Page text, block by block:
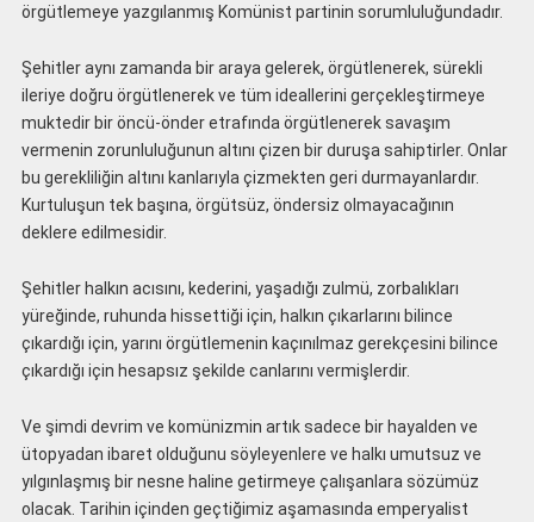
örgütlemeye yazgılanmış Komünist partinin sorumluluğundadır.
Şehitler aynı zamanda bir araya gelerek, örgütlenerek, sürekli
ileriye doğru örgütlenerek ve tüm ideallerini gerçekleştirmeye
muktedir bir öncü-önder etrafında örgütlenerek savaşım
vermenin zorunluluğunun altını çizen bir duruşa sahiptirler. Onlar
bu gerekliliğin altını kanlarıyla çizmekten geri durmayanlardır.
Kurtuluşun tek başına, örgütsüz, öndersiz olmayacağının
deklere edilmesidir.
Şehitler halkın acısını, kederini, yaşadığı zulmü, zorbalıkları
yüreğinde, ruhunda hissettiği için, halkın çıkarlarını bilince
çıkardığı için, yarını örgütlemenin kaçınılmaz gerekçesini bilince
çıkardığı için hesapsız şekilde canlarını vermişlerdir.
Ve şimdi devrim ve komünizmin artık sadece bir hayalden ve
ütopyadan ibaret olduğunu söyleyenlere ve halkı umutsuz ve
yılgınlaşmış bir nesne haline getirmeye çalışanlara sözümüz
olacak. Tarihin içinden geçtiğimiz aşamasında emperyalist